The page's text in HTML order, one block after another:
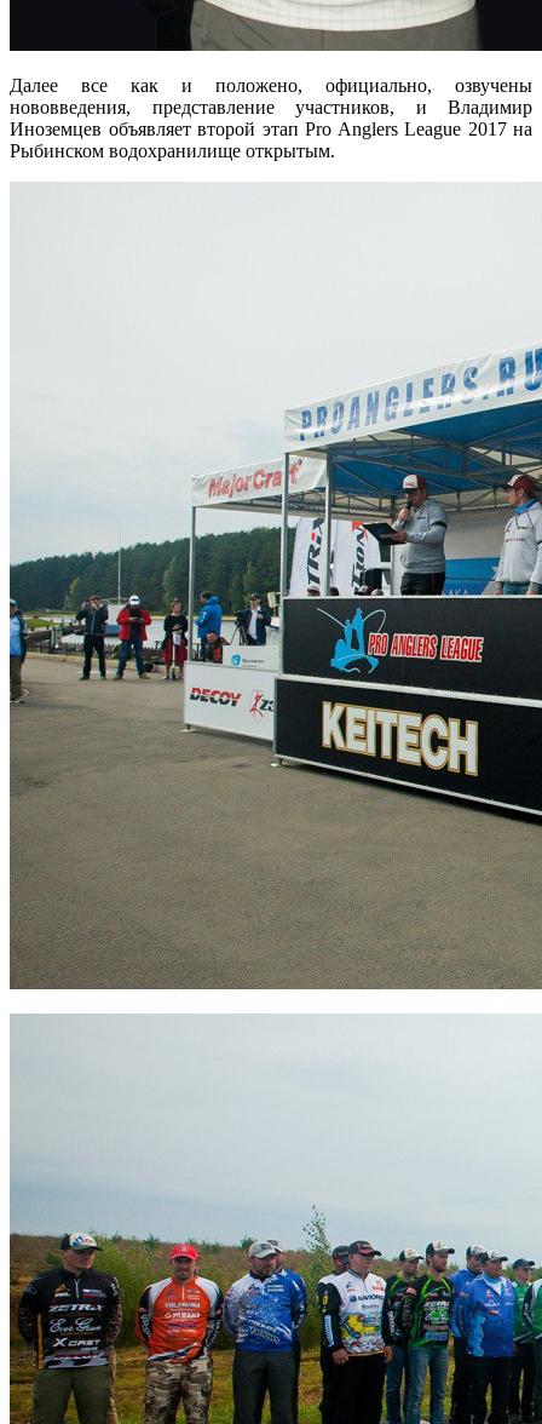
Далее все как и положено, официально, озвучены
нововведения, представление участников, и Владимир
Иноземцев объявляет второй этап Pro Anglers League 2017 на
Рыбинском водохранилище открытым.